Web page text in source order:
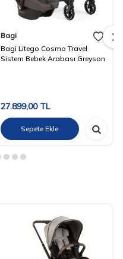
Bagi
Bagi Litego Cosmo Travel
Sistem Bebek Arabası Greyson
27.899,00TL
Sepete Ekle